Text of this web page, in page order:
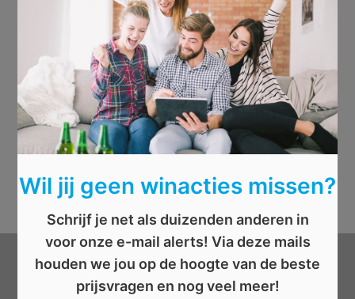
Categorieën
Wil jij geen winacties missen?
Schrijf je net als duizenden anderen in
voor onze e-mail alerts! Via deze mails
houden we jou op de hoogte van de beste
prijsvragen en nog veel meer!